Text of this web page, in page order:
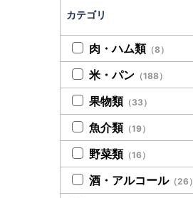
カテゴリ
肉・ハム類 （8）
米・パン （188）
果物類 （33）
魚介類 （19）
野菜類 （16）
酒・アルコール（26）